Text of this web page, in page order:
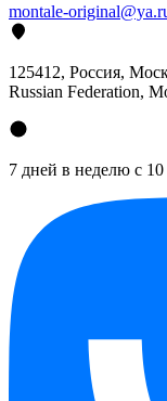
montale-
125412, Россия,
Russian Federation,
7 дней в неделю с 10